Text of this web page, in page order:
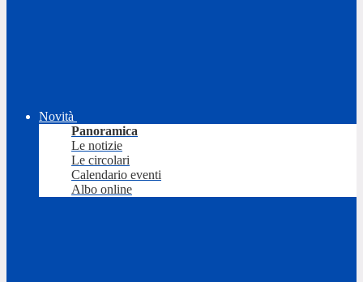
Novità
Panoramica
Le notizie
Le circolari
Calendario eventi
Albo online